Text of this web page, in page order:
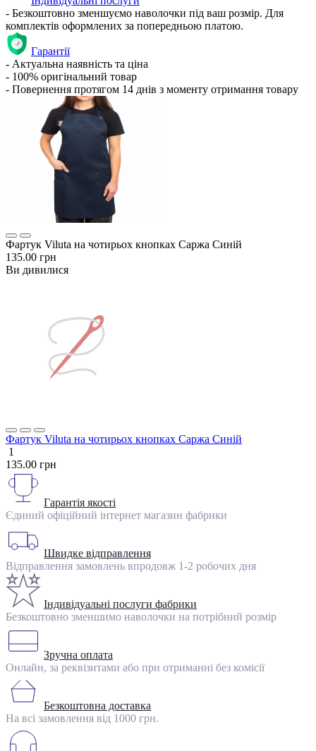
- Безкоштовно зменшуємо наволочки під ваш розмір. Для
комплектів оформлених за попередньою платою.
Гарантії
- Актуальна наявність та ціна
- 100% оригінальний товар
- Повернення протягом 14 днів з моменту отримання товару
Фартук Viluta на чотирьох кнопках Саржа Синій
135.00 грн
Ви дивилися
Фартук Viluta на чотирьох кнопках Саржа Синій
1
135.00 грн
Гарантія якості
Єдиний офіційний інтернет магазин фабрики
Швидке відправлення
Відправлення замовлень впродовж 1-2 робочих дня
Індивідуальні послуги фабрики
Безкоштовно зменшимо наволочки на потрібний розмір
Зручна оплата
Онлайн, за реквізитами або при отриманні без комісії
Безкоштовна доставка
На всі замовлення від 1000 грн.